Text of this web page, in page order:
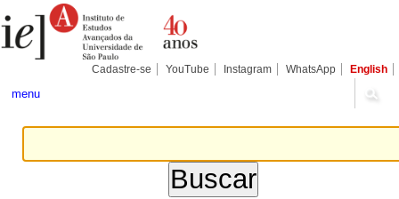
para
conteúdo.
Pessoais
Cadastre-se YouTube Instagram WhatsApp English
menu